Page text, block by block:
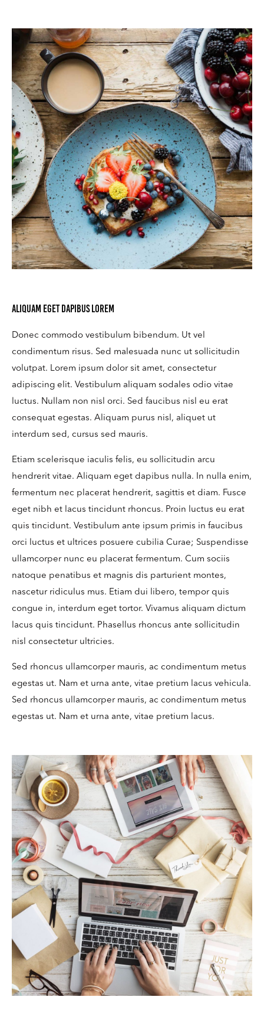
Aliquam eget dapibus lorem
Donec commodo vestibulum bibendum. Ut vel
condimentum risus. Sed malesuada nunc ut sollicitudin
volutpat. Lorem ipsum dolor sit amet, consectetur
adipiscing elit. Vestibulum aliquam sodales odio vitae
luctus. Nullam non nisl orci. Sed faucibus nisl eu erat
consequat egestas. Aliquam purus nisl, aliquet ut
interdum sed, cursus sed mauris.
Etiam scelerisque iaculis felis, eu sollicitudin arcu
hendrerit vitae. Aliquam eget dapibus nulla. In nulla enim,
fermentum nec placerat hendrerit, sagittis et diam. Fusce
eget nibh et lacus tincidunt rhoncus. Proin luctus eu erat
quis tincidunt. Vestibulum ante ipsum primis in faucibus
orci luctus et ultrices posuere cubilia Curae; Suspendisse
ullamcorper nunc eu placerat fermentum. Cum sociis
natoque penatibus et magnis dis parturient montes,
nascetur ridiculus mus. Etiam dui libero, tempor quis
congue in, interdum eget tortor. Vivamus aliquam dictum
lacus quis tincidunt. Phasellus rhoncus ante sollicitudin
nisl consectetur ultricies.
Sed rhoncus ullamcorper mauris, ac condimentum metus
egestas ut. Nam et urna ante, vitae pretium lacus vehicula.
Sed rhoncus ullamcorper mauris, ac condimentum metus
egestas ut. Nam et urna ante, vitae pretium lacus.